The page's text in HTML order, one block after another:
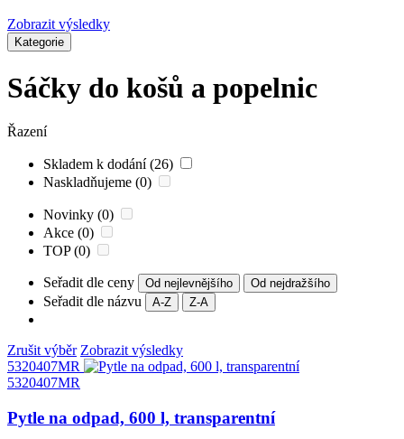
Zobrazit výsledky
Kategorie
Sáčky do košů a popelnic
Řazení
Skladem k dodání (26)
Naskladňujeme (0)
Novinky (0)
Akce (0)
TOP (0)
Seřadit dle ceny Od nejlevnějšího Od nejdražšího
Seřadit dle názvu A-Z Z-A
Zrušit výběr Zobrazit výsledky
5320407MR
5320407MR
Pytle na odpad, 600 l, transparentní